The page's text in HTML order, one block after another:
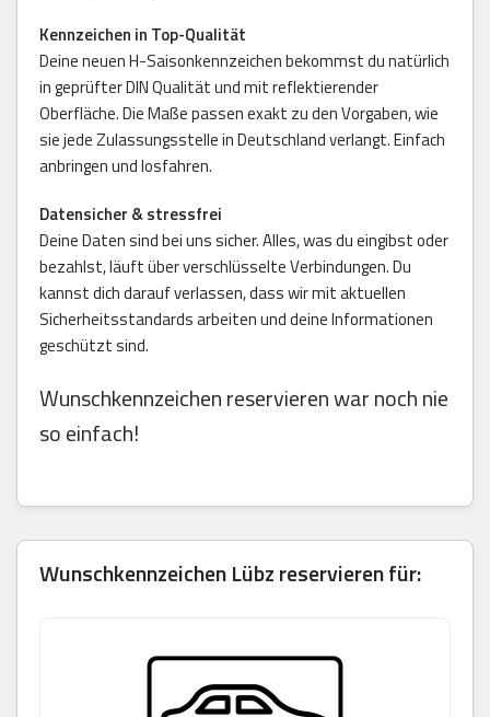
Kennzeichen in Top-Qualität
Deine neuen H-Saisonkennzeichen bekommst du natürlich
in geprüfter DIN Qualität und mit reflektierender
Oberfläche. Die Maße passen exakt zu den Vorgaben, wie
sie jede Zulassungsstelle in Deutschland verlangt. Einfach
anbringen und losfahren.
Datensicher & stressfrei
Deine Daten sind bei uns sicher. Alles, was du eingibst oder
bezahlst, läuft über verschlüsselte Verbindungen. Du
kannst dich darauf verlassen, dass wir mit aktuellen
Sicherheitsstandards arbeiten und deine Informationen
geschützt sind.
Wunschkennzeichen reservieren war noch nie
so einfach!
Wunschkennzeichen Lübz reservieren für: